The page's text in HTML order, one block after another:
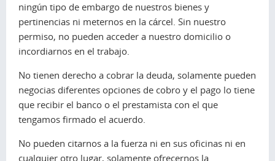
ningún tipo de embargo de nuestros bienes y
pertinencias ni meternos en la cárcel. Sin nuestro
permiso, no pueden acceder a nuestro domicilio o
incordiarnos en el trabajo.
No tienen derecho a cobrar la deuda, solamente pueden
negocias diferentes opciones de cobro y el pago lo tiene
que recibir el banco o el prestamista con el que
tengamos firmado el acuerdo.
No pueden citarnos a la fuerza ni en sus oficinas ni en
cualquier otro lugar, solamente ofrecernos la